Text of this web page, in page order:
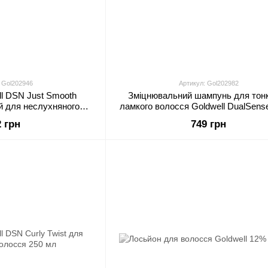
DSN Just Smooth
для неслухняного
грн
Артикул: Gol202982
Зміцнювальний шампунь для
ламкого волосся Goldwell
749 грн